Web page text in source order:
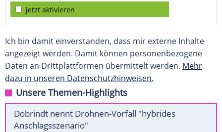
jetzt aktivieren
Ich bin damit einverstanden, dass mir externe Inhalte
angezeigt werden. Damit können personenbezogene
Daten an Drittplattformen übermittelt werden. Mehr
dazu in unseren Datenschutzhinweisen.
Unsere Themen-Highlights
Dobrindt nennt Drohnen-Vorfall "hybrides
Anschlagsszenario"